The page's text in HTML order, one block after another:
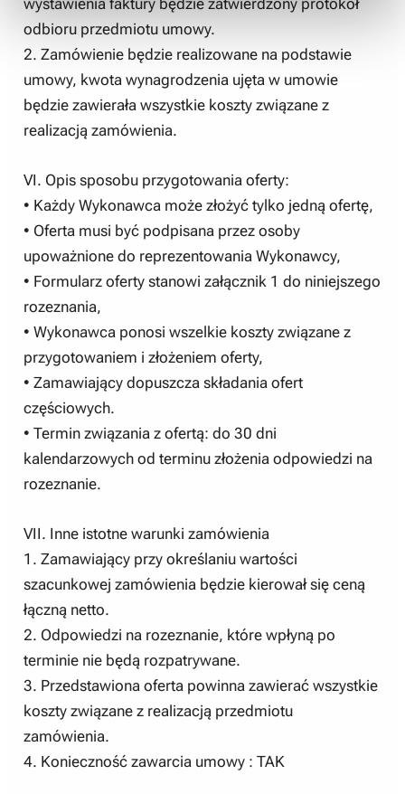
odbioru przedmiotu umowy.
2. Zamówienie będzie realizowane na podstawie
umowy, kwota wynagrodzenia ujęta w umowie
będzie zawierała wszystkie koszty związane z
realizacją zamówienia.
VI. Opis sposobu przygotowania oferty:
• Każdy Wykonawca może złożyć tylko jedną ofertę,
• Oferta musi być podpisana przez osoby
upoważnione do reprezentowania Wykonawcy,
• Formularz oferty stanowi załącznik 1 do niniejszego
rozeznania,
• Wykonawca ponosi wszelkie koszty związane z
przygotowaniem i złożeniem oferty,
• Zamawiający dopuszcza składania ofert
częściowych.
• Termin związania z ofertą: do 30 dni
kalendarzowych od terminu złożenia odpowiedzi na
rozeznanie.
VII. Inne istotne warunki zamówienia
1. Zamawiający przy określaniu wartości
szacunkowej zamówienia będzie kierował się ceną
łączną netto.
2. Odpowiedzi na rozeznanie, które wpłyną po
terminie nie będą rozpatrywane.
3. Przedstawiona oferta powinna zawierać wszystkie
koszty związane z realizacją przedmiotu
zamówienia.
4. Konieczność zawarcia umowy : TAK